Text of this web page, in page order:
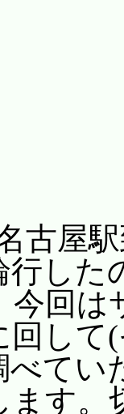
古屋
行した
今回
回して
べてい
ます。